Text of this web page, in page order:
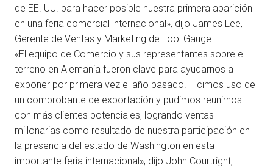
de EE. UU. para hacer posible nuestra primera aparición
en una feria comercial internacional», dijo James Lee,
Gerente de Ventas y Marketing de Tool Gauge.
«El equipo de Comercio y sus representantes sobre el
terreno en Alemania fueron clave para ayudarnos a
exponer por primera vez el año pasado. Hicimos uso de
un comprobante de exportación y pudimos reunirnos
con más clientes potenciales, logrando ventas
millonarias como resultado de nuestra participación en
la presencia del estado de Washington en esta
importante feria internacional», dijo John Courtright,